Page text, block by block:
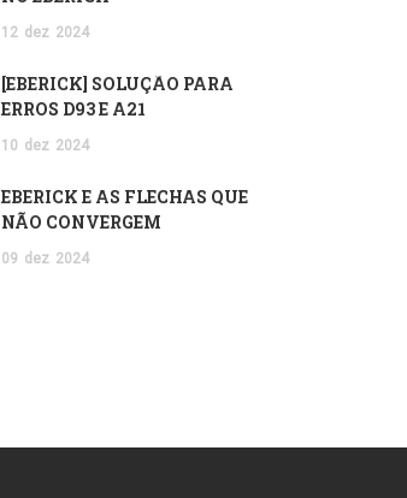
12 dez 2024
[EBERICK] SOLUÇÃO PARA
ERROS D93 E A21
10 dez 2024
EBERICK E AS FLECHAS QUE
NÃO CONVERGEM
09 dez 2024